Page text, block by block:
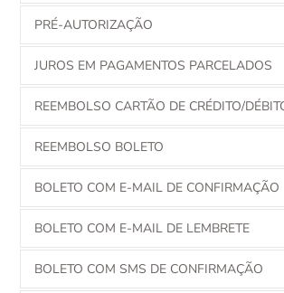
PRÉ-AUTORIZAÇÃO
JUROS EM PAGAMENTOS PARCELADOS
REEMBOLSO CARTÃO DE CRÉDITO/
REEMBOLSO BOLETO
BOLETO COM E-MAIL DE CONFIRMAÇÃO
BOLETO COM E-MAIL DE LEMBRETE
BOLETO COM SMS DE CONFIRMAÇÃO